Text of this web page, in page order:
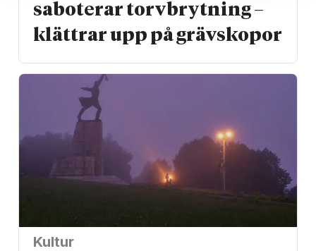
saboterar torv­brytning –
klättrar upp på gräv­skopor
Kultur